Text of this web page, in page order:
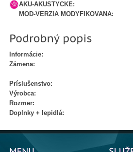
AKU-AKUSTYCKE:
MOD-VERZIA MODYFIKOVANA:
Informácie:
Zámena:
Príslušenstvo:
Výrobca:
Rozmer:
Doplnky + lepidlá: